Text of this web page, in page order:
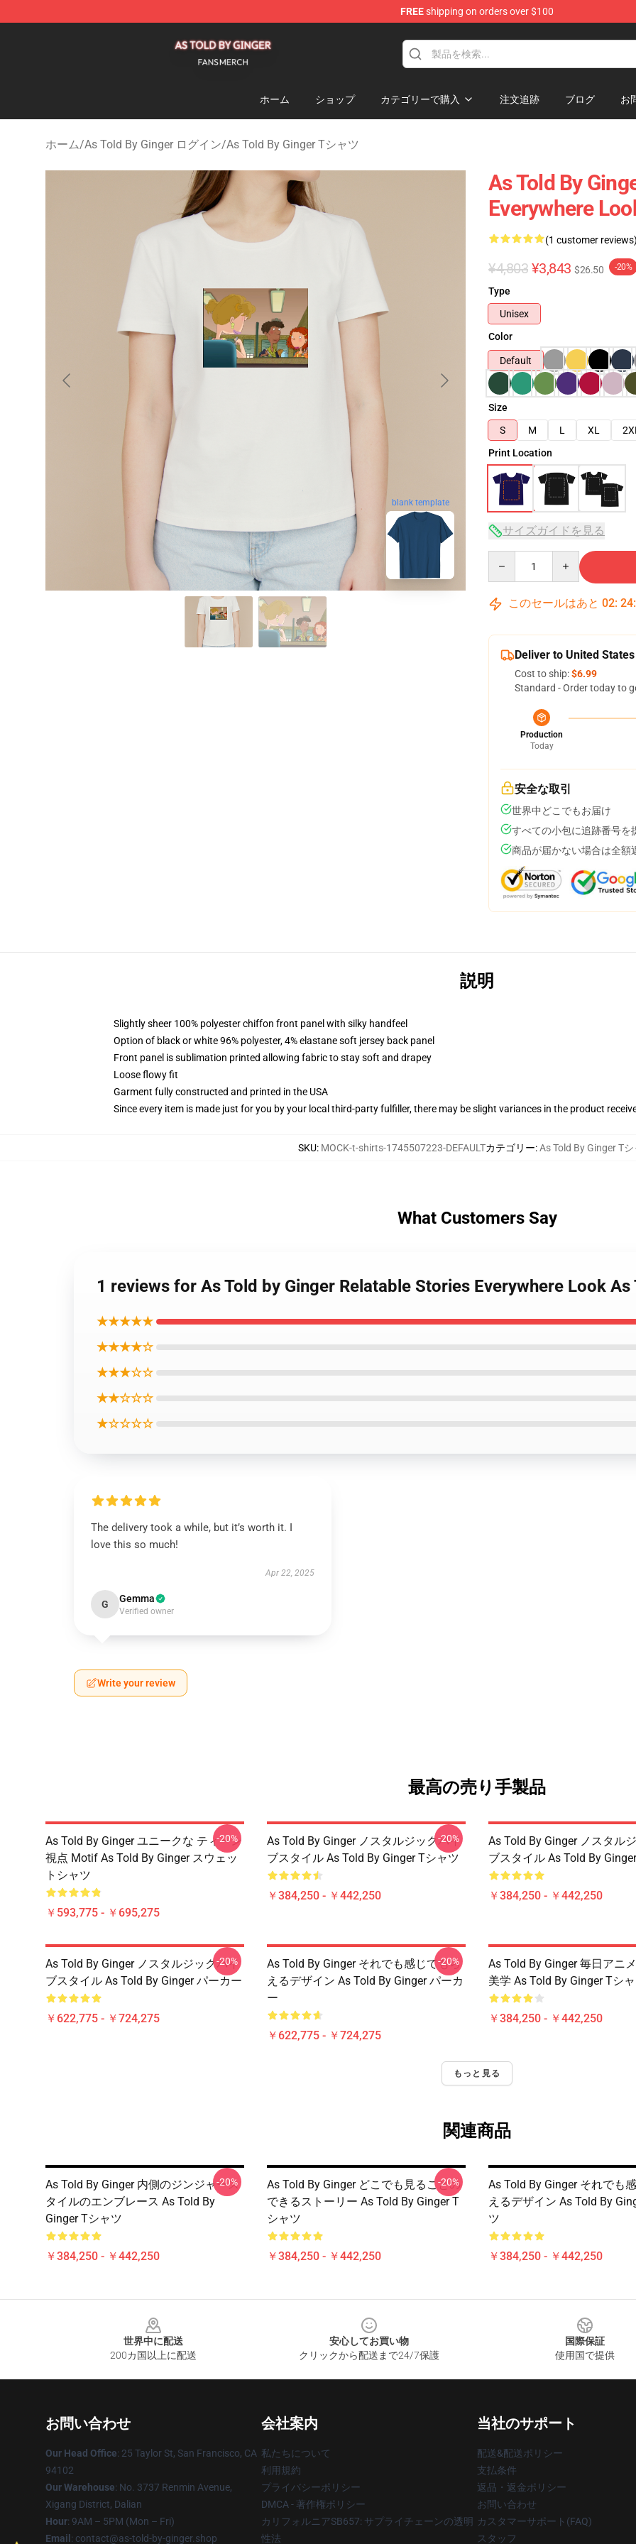
FREEshipping on orders over $100
ホーム ショップ カテゴリーで購入 注文追跡 ブログ お
ホーム/As Told By Ginger ログイン/As Told By Ginger Tシャツ
blank template
As Told By
Everywhere
(1 customer reviews)
¥4,803 ¥3,843 $26.50 -20%
Type
Unisex
Color
Default
Size
S
M L XL 2XL
Print Location
サイズガイドを見る
このセールはあと 02: 24:
Deliver to United States
Cost to ship:$6.99
Standard - Order today to
Production
Today
安全な取引
世界中どこでもお届け
すべての小包に追跡番号を
商品が届かない場合は全額
説明
Slightly sheer 100% polyester chiffon front panel with silky handfeel
Option of black or white 96% polyester, 4% elastane soft jersey back panel
Front panel is sublimation printed allowing fabric to stay soft and drapey
Loose flowy fit
Garment fully constructed and printed in the USA
Since every item is made just for you by your local third-party fulfiller, there may be slight variances in the product
SKU: MOCK-t-shirts-1745507223-DEFAULTカテゴリー:As Told By Ginger T
What Customers Say
1 reviews for As Told by Ginger Relatable Stories Everywhere Look As
★★★★★
★★★★☆
★★★☆☆
★★☆☆☆
★☆☆☆☆
The delivery took a while, but it’s worth it. I
love this so much!
Apr 22, 2025
G Gemma
Verified owner
Write your review
最高の売り手製品
As Told By Ginger ユニークな ティーン
視点 Motif As Told By Ginger スウェッ
トシャツ
￥593,775 - ￥695,275
-20%
As Told By Ginger ノスタルジックバイ
ブスタイル As Told By Ginger Tシャツ
￥384,250 - ￥442,250
-20%
As Told By Ginger ノスタル
ブスタイル As Told By
￥384,250 - ￥442,250
As Told By Ginger ノスタルジックバイ
ブスタイル As Told By Ginger パーカー
￥622,775 - ￥724,275
-20%
As Told By Ginger それでも感じてもら
えるデザイン As Told By Ginger パーカ
ー
￥622,775 - ￥724,275
-20%
As Told By Ginger 毎日アニ
美学 As Told By Ginger Tシ
￥384,250 - ￥442,250
もっと見る
関連商品
As Told By Ginger 内側のジンジャース
タイルのエンブレース As Told By
Ginger Tシャツ
￥384,250 - ￥442,250
-20%
As Told By Ginger どこでも見ることの
できるストーリー As Told By Ginger T
シャツ
￥384,250 - ￥442,250
-20%
As Told By Ginger それでも
えるデザイン As Told By
ツ
￥384,250 - ￥442,250
世界中に配送
200カ国以上に配送
安心してお買い物
クリックから配送まで24/7保護
国際保証
使用国で提供
お問い合わせ
Our Head Office: 25 Taylor St, San Francisco, CA
94102
Our Warehouse: No. 3737 Renmin Avenue,
Xigang District, Dalian
Hour: 9AM – 5PM (Mon – Fri)
Email : contact@as-told-by-ginger.shop
会社案内
私たちについて
利用規約
プライバシーポリシー
DMCA - 著作権ポリシー
カリフォルニアSB657: サプライチェーンの透明
性法
当社のサポート
配送&配送ポリシー
支払条件
返品・返金ポリシー
お問い合わせ
カスタマーサポート(FAQ)
スタッフ